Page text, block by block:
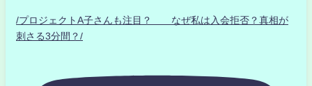
/プロジェクトA子さんも注目？ なぜ私は入会拒否？真相が
刺さる3分間？/